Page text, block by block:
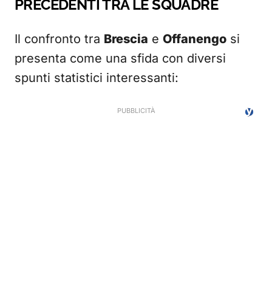
PRECEDENTI TRA LE SQUADRE
Il confronto tra Brescia e Offanengo si
presenta come una sfida con diversi
spunti statistici interessanti: